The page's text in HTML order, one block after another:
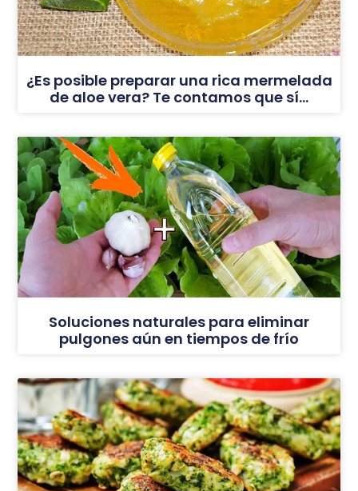
¿Es posible preparar una rica mermelada
de aloe vera? Te contamos que sí…
Soluciones naturales para eliminar
pulgones aún en tiempos de frío